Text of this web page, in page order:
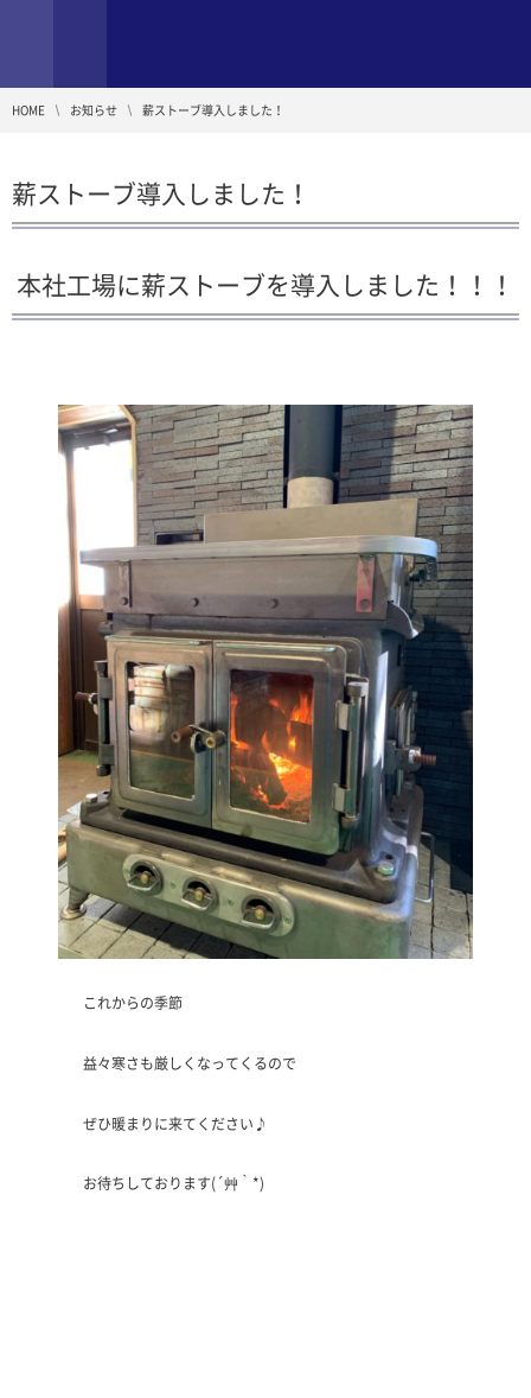
HOME お知らせ 薪ストーブ導入しました！
薪ストーブ導入しました！
本社工場に薪ストーブを導入しました！！！
これからの季節
益々寒さも厳しくなってくるので
ぜひ暖まりに来てください♪
お待ちしております(´艸｀*)